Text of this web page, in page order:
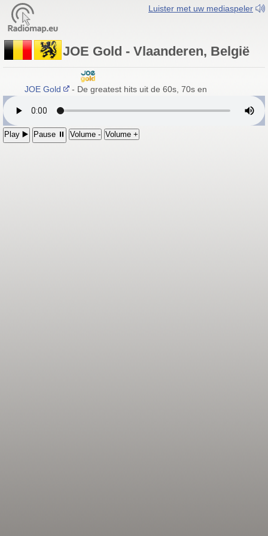
Luister met uw mediaspeler
JOE Gold - Vlaanderen, België
JOE Gold - De greatest hits uit de 60s, 70s en meer
Play ▶️ Pause ⏸ Volume - Volume +